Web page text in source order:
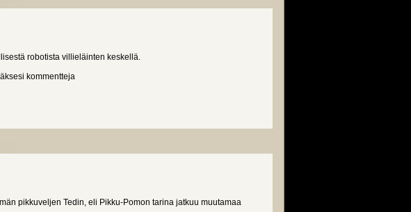
robotista villieläinten keskellä.
kommentteja
pikkuveljen Tedin, eli Pikku-Pomon tarina jatkuu muutamaa